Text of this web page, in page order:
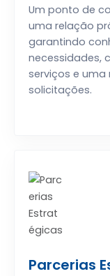
Um ponto de
uma relação
garantindo
necessidades,
serviços e
solicitações.
Parcerias